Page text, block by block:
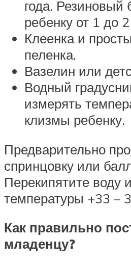
года. Резиновый
ребенку от 1 до
Клеенка и
пеленка.
Вазелин или
Водный
измерять
клизмы ребенку.
Предварительно
спринцовку или
Перекипятите воду
температуры +33 –
Как правильно
младенцу?